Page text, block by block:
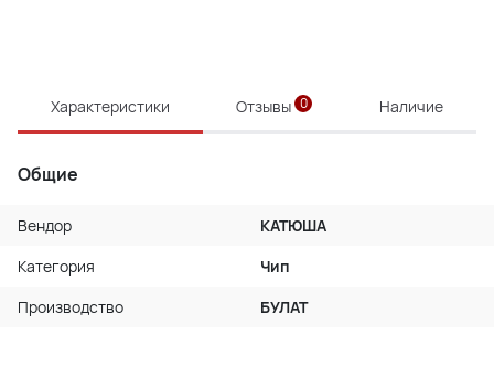
Характеристики Отзывы 0 Наличие
Общие
Вендор
КАТЮША
Категория
Чип
Производство
БУЛАТ